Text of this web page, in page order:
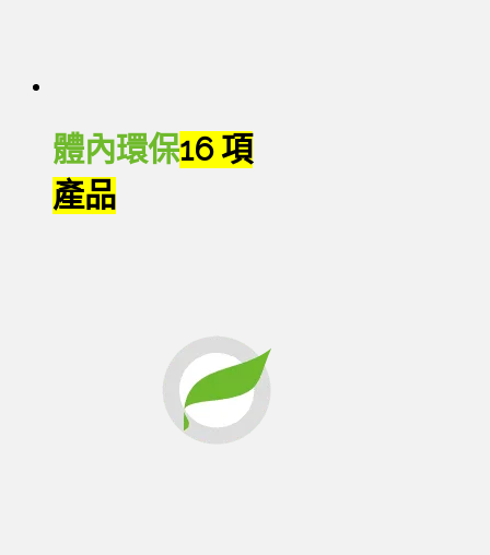
體內環保16 項
產品